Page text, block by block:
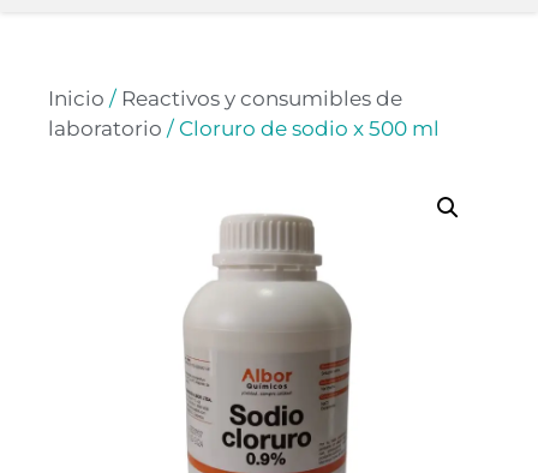
Inicio / Reactivos y consumibles de
laboratorio / Cloruro de sodio x 500 ml